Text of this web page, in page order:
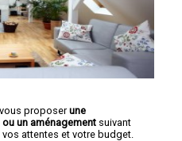
proposerune
un aménagement suivant
attentes et votre budget.